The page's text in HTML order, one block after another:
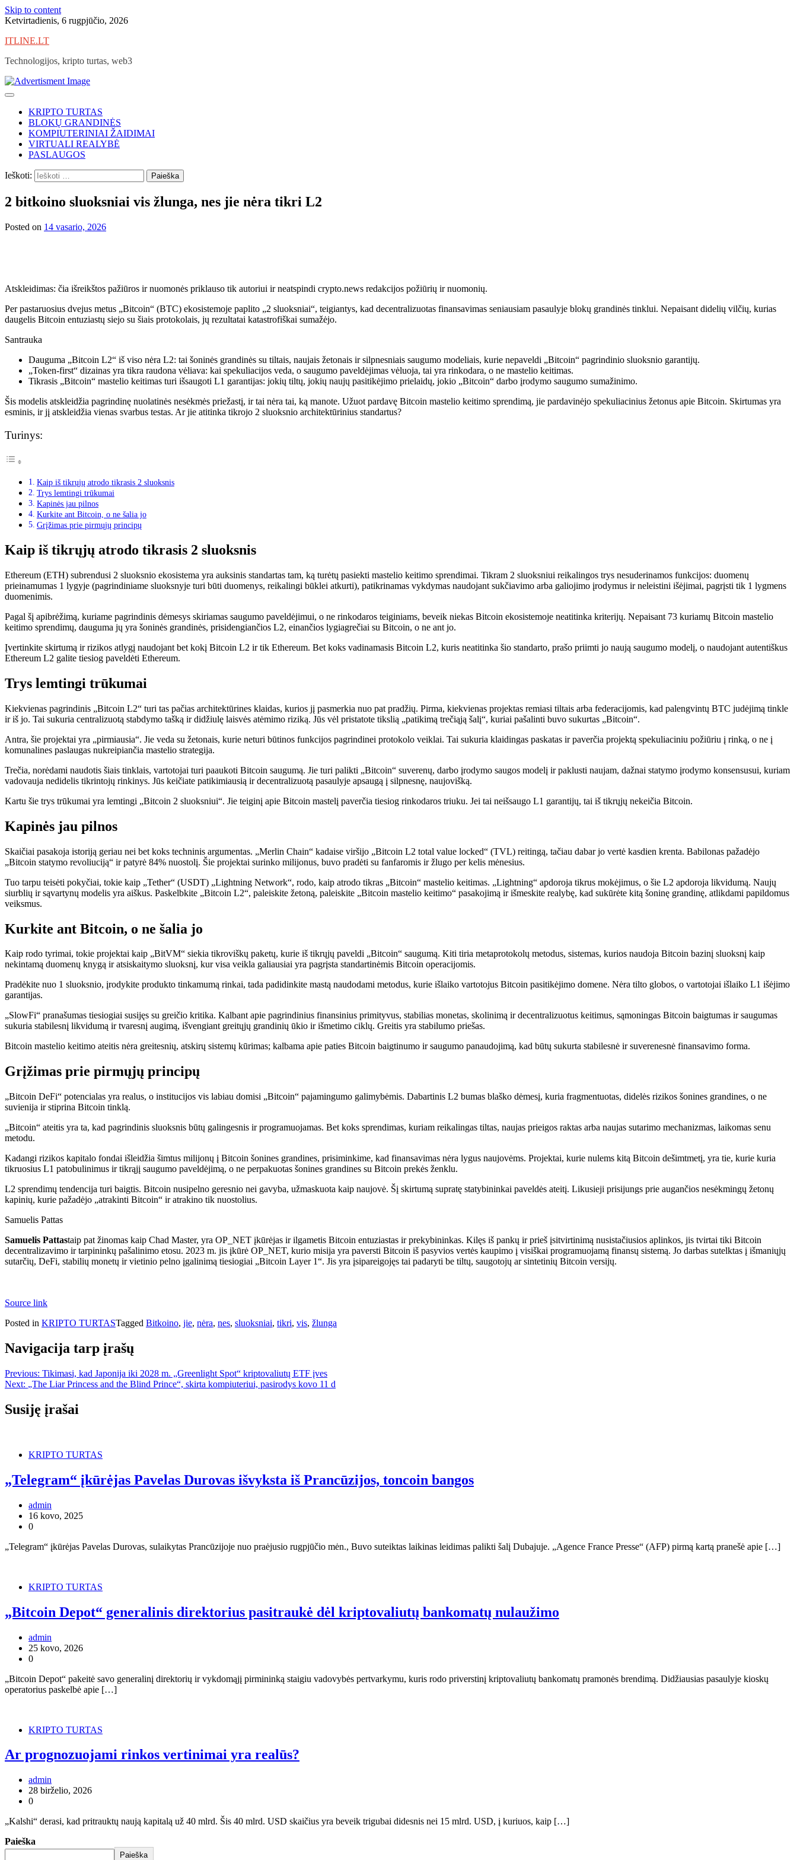
Skip to content
Ketvirtadienis, 6 rugpjūčio, 2026
ITLINE.LT
Technologijos, kripto turtas, web3
KRIPTO TURTAS
BLOKŲ GRANDINĖS
KOMPIUTERINIAI ŽAIDIMAI
VIRTUALI REALYBĖ
PASLAUGOS
Ieškoti:
2 bitkoino sluoksniai vis žlunga, nes jie nėra tikri L2
Posted on 14 vasario, 2026
Atskleidimas: čia išreikštos pažiūros ir nuomonės priklauso tik autoriui ir neatspindi crypto.news redakcijos požiūrių ir nuomonių.
Per pastaruosius dvejus metus „Bitcoin“ (BTC) ekosistemoje paplito „2 sluoksniai“, teigiantys, kad decentralizuotas finansavimas seniausiam pasaulyje blokų grandinės tinklui. Nepaisant didelių vilčių, kurias
daugelis Bitcoin entuziastų siejo su šiais protokolais, jų rezultatai katastrofiškai sumažėjo.
Santrauka
Dauguma „Bitcoin L2“ iš viso nėra L2: tai šoninės grandinės su tiltais, naujais žetonais ir silpnesniais saugumo modeliais, kurie nepaveldi „Bitcoin“ pagrindinio sluoksnio garantijų.
„Token-first“ dizainas yra tikra raudona vėliava: kai spekuliacijos veda, o saugumo paveldėjimas vėluoja, tai yra rinkodara, o ne mastelio keitimas.
Tikrasis „Bitcoin“ mastelio keitimas turi išsaugoti L1 garantijas: jokių tiltų, jokių naujų pasitikėjimo prielaidų, jokio „Bitcoin“ darbo įrodymo saugumo sumažinimo.
Šis modelis atskleidžia pagrindinę nuolatinės nesėkmės priežastį, ir tai nėra tai, ką manote. Užuot pardavę Bitcoin mastelio keitimo sprendimą, jie pardavinėjo spekuliacinius žetonus apie Bitcoin. Skirtumas yra
esminis, ir jį atskleidžia vienas svarbus testas. Ar jie atitinka tikrojo 2 sluoksnio architektūrinius standartus?
Turinys:
Kaip iš tikrųjų atrodo tikrasis 2 sluoksnis
Trys lemtingi trūkumai
Kapinės jau pilnos
Kurkite ant Bitcoin, o ne šalia jo
Grįžimas prie pirmųjų principų
Kaip iš tikrųjų atrodo tikrasis 2 sluoksnis
Ethereum (ETH) subrendusi 2 sluoksnio ekosistema yra auksinis standartas tam, ką turėtų pasiekti mastelio keitimo sprendimai. Tikram 2 sluoksniui reikalingos trys nesuderinamos funkcijos: duomenų
prieinamumas 1 lygyje (pagrindiniame sluoksnyje turi būti duomenys, reikalingi būklei atkurti), patikrinamas vykdymas naudojant sukčiavimo arba galiojimo įrodymus ir neleistini išėjimai, pagrįsti tik 1 lygmens
duomenimis.
Pagal šį apibrėžimą, kuriame pagrindinis dėmesys skiriamas saugumo paveldėjimui, o ne rinkodaros teiginiams, beveik niekas Bitcoin ekosistemoje neatitinka kriterijų. Nepaisant 73 kuriamų Bitcoin mastelio
keitimo sprendimų, dauguma jų yra šoninės grandinės, prisidengiančios L2, einančios lygiagrečiai su Bitcoin, o ne ant jo.
Įvertinkite skirtumą ir rizikos atlygį naudojant bet kokį Bitcoin L2 ir tik Ethereum. Bet koks vadinamasis Bitcoin L2, kuris neatitinka šio standarto, prašo priimti jo naują saugumo modelį, o naudojant autentiškus
Ethereum L2 galite tiesiog paveldėti Ethereum.
Trys lemtingi trūkumai
Kiekvienas pagrindinis „Bitcoin L2“ turi tas pačias architektūrines klaidas, kurios jį pasmerkia nuo pat pradžių. Pirma, kiekvienas projektas remiasi tiltais arba federacijomis, kad palengvintų BTC judėjimą tinkle
ir iš jo. Tai sukuria centralizuotą stabdymo tašką ir didžiulę laisvės atėmimo riziką. Jūs vėl pristatote tikslią „patikimą trečiąją šalį“, kuriai pašalinti buvo sukurtas „Bitcoin“.
Antra, šie projektai yra „pirmiausia“. Jie veda su žetonais, kurie neturi būtinos funkcijos pagrindinei protokolo veiklai. Tai sukuria klaidingas paskatas ir paverčia projektą spekuliaciniu požiūriu į rinką, o ne į
komunalines paslaugas nukreipiančia mastelio strategija.
Trečia, norėdami naudotis šiais tinklais, vartotojai turi paaukoti Bitcoin saugumą. Jie turi palikti „Bitcoin“ suverenų, darbo įrodymo saugos modelį ir paklusti naujam, dažnai statymo įrodymo konsensusui, kuriam
vadovauja nedidelis tikrintojų rinkinys. Jūs keičiate patikimiausią ir decentralizuotą pasaulyje apsaugą į silpnesnę, naujovišką.
Kartu šie trys trūkumai yra lemtingi „Bitcoin 2 sluoksniui“. Jie teiginį apie Bitcoin mastelį paverčia tiesiog rinkodaros triuku. Jei tai neišsaugo L1 garantijų, tai iš tikrųjų nekeičia Bitcoin.
Kapinės jau pilnos
Skaičiai pasakoja istoriją geriau nei bet koks techninis argumentas. „Merlin Chain“ kadaise viršijo „Bitcoin L2 total value locked“ (TVL) reitingą, tačiau dabar jo vertė kasdien krenta. Babilonas pažadėjo
„Bitcoin statymo revoliuciją“ ir patyrė 84% nuostolį. Šie projektai surinko milijonus, buvo pradėti su fanfaromis ir žlugo per kelis mėnesius.
Tuo tarpu teisėti pokyčiai, tokie kaip „Tether“ (USDT) „Lightning Network“, rodo, kaip atrodo tikras „Bitcoin“ mastelio keitimas. „Lightning“ apdoroja tikrus mokėjimus, o šie L2 apdoroja likvidumą. Naujų
siurblių ir sąvartynų modelis yra aiškus. Paskelbkite „Bitcoin L2“, paleiskite žetoną, paleiskite „Bitcoin mastelio keitimo“ pasakojimą ir išmeskite realybę, kad sukūrėte kitą šoninę grandinę, atlikdami papildomus
veiksmus.
Kurkite ant Bitcoin, o ne šalia jo
Kaip rodo tyrimai, tokie projektai kaip „BitVM“ siekia tikroviškų paketų, kurie iš tikrųjų paveldi „Bitcoin“ saugumą. Kiti tiria metaprotokolų metodus, sistemas, kurios naudoja Bitcoin bazinį sluoksnį kaip
nekintamą duomenų knygą ir atsiskaitymo sluoksnį, kur visa veikla galiausiai yra pagrįsta standartinėmis Bitcoin operacijomis.
Pradėkite nuo 1 sluoksnio, įrodykite produkto tinkamumą rinkai, tada padidinkite mastą naudodami metodus, kurie išlaiko vartotojus Bitcoin pasitikėjimo domene. Nėra tilto globos, o vartotojai išlaiko L1 išėjimo
garantijas.
„SlowFi“ pranašumas tiesiogiai susijęs su greičio kritika. Kalbant apie pagrindinius finansinius primityvus, stabilias monetas, skolinimą ir decentralizuotus keitimus, sąmoningas Bitcoin baigtumas ir saugumas
sukuria stabilesnį likvidumą ir tvaresnį augimą, išvengiant greitųjų grandinių ūkio ir išmetimo ciklų. Greitis yra stabilumo priešas.
Bitcoin mastelio keitimo ateitis nėra greitesnių, atskirų sistemų kūrimas; kalbama apie paties Bitcoin baigtinumo ir saugumo panaudojimą, kad būtų sukurta stabilesnė ir suverenesnė finansavimo forma.
Grįžimas prie pirmųjų principų
„Bitcoin DeFi“ potencialas yra realus, o institucijos vis labiau domisi „Bitcoin“ pajamingumo galimybėmis. Dabartinis L2 bumas blaško dėmesį, kuria fragmentuotas, didelės rizikos šonines grandines, o ne
suvienija ir stiprina Bitcoin tinklą.
„Bitcoin“ ateitis yra ta, kad pagrindinis sluoksnis būtų galingesnis ir programuojamas. Bet koks sprendimas, kuriam reikalingas tiltas, naujas prieigos raktas arba naujas sutarimo mechanizmas, laikomas senu
metodu.
Kadangi rizikos kapitalo fondai išleidžia šimtus milijonų į Bitcoin šonines grandines, prisiminkime, kad finansavimas nėra lygus naujovėms. Projektai, kurie nulems kitą Bitcoin dešimtmetį, yra tie, kurie kuria
tikruosius L1 patobulinimus ir tikrąjį saugumo paveldėjimą, o ne perpakuotas šonines grandines su Bitcoin prekės ženklu.
L2 sprendimų tendencija turi baigtis. Bitcoin nusipelno geresnio nei gavyba, užmaskuota kaip naujovė. Šį skirtumą supratę statybininkai paveldės ateitį. Likusieji prisijungs prie augančios nesėkmingų žetonų
kapinių, kurie pažadėjo „atrakinti Bitcoin“ ir atrakino tik nuostolius.
Samuelis Pattas
Samuelis Pattastaip pat žinomas kaip Chad Master, yra OP_NET įkūrėjas ir ilgametis Bitcoin entuziastas ir prekybininkas. Kilęs iš pankų ir prieš įsitvirtinimą nusistačiusios aplinkos, jis tvirtai tiki Bitcoin
decentralizavimo ir tarpininkų pašalinimo etosu. 2023 m. jis įkūrė OP_NET, kurio misija yra paversti Bitcoin iš pasyvios vertės kaupimo į visiškai programuojamą finansų sistemą. Jo darbas sutelktas į išmaniųjų
sutarčių, DeFi, stabilių monetų ir vietinio pelno įgalinimą tiesiogiai „Bitcoin Layer 1“. Jis yra įsipareigojęs tai padaryti be tiltų, saugotojų ar sintetinių Bitcoin versijų.
Source link
Posted in KRIPTO TURTASTagged Bitkoino, jie, nėra, nes, sluoksniai, tikri, vis, žlunga
Navigacija tarp įrašų
Previous: Tikimasi, kad Japonija iki 2028 m. „Greenlight Spot“ kriptovaliutų ETF įves
Next: „The Liar Princess and the Blind Prince“, skirta kompiuteriui, pasirodys kovo 11 d
Susiję įrašai
KRIPTO TURTAS
„Telegram“ įkūrėjas Pavelas Durovas išvyksta iš Prancūzijos, toncoin bangos
admin
16 kovo, 2025
0
„Telegram“ įkūrėjas Pavelas Durovas, sulaikytas Prancūzijoje nuo praėjusio rugpjūčio mėn., Buvo suteiktas laikinas leidimas palikti šalį Dubajuje. „Agence France Presse“ (AFP) pirmą kartą pranešė apie […]
KRIPTO TURTAS
„Bitcoin Depot“ generalinis direktorius pasitraukė dėl kriptovaliutų bankomatų nulaužimo
admin
25 kovo, 2026
0
„Bitcoin Depot“ pakeitė savo generalinį direktorių ir vykdomąjį pirmininką staigiu vadovybės pertvarkymu, kuris rodo priverstinį kriptovaliutų bankomatų pramonės brendimą. Didžiausias pasaulyje kioskų
operatorius paskelbė apie […]
KRIPTO TURTAS
Ar prognozuojami rinkos vertinimai yra realūs?
admin
28 birželio, 2026
0
„Kalshi“ derasi, kad pritrauktų naują kapitalą už 40 mlrd. Šis 40 mlrd. USD skaičius yra beveik trigubai didesnis nei 15 mlrd. USD, į kuriuos, kaip […]
Paieška
Paieška